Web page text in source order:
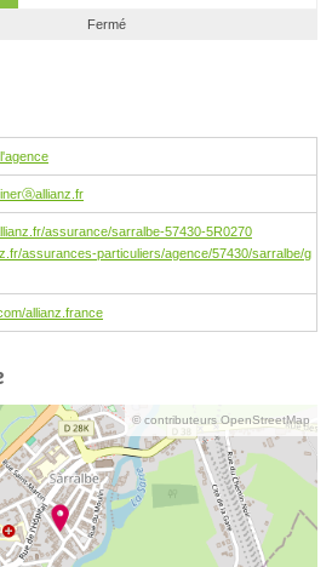
Fermé
assurance/sarralbe-57430-5R0270
assurances-particuliers/agence/57430/sarralbe/g
allianz.france
© contributeurs OpenStreetMap